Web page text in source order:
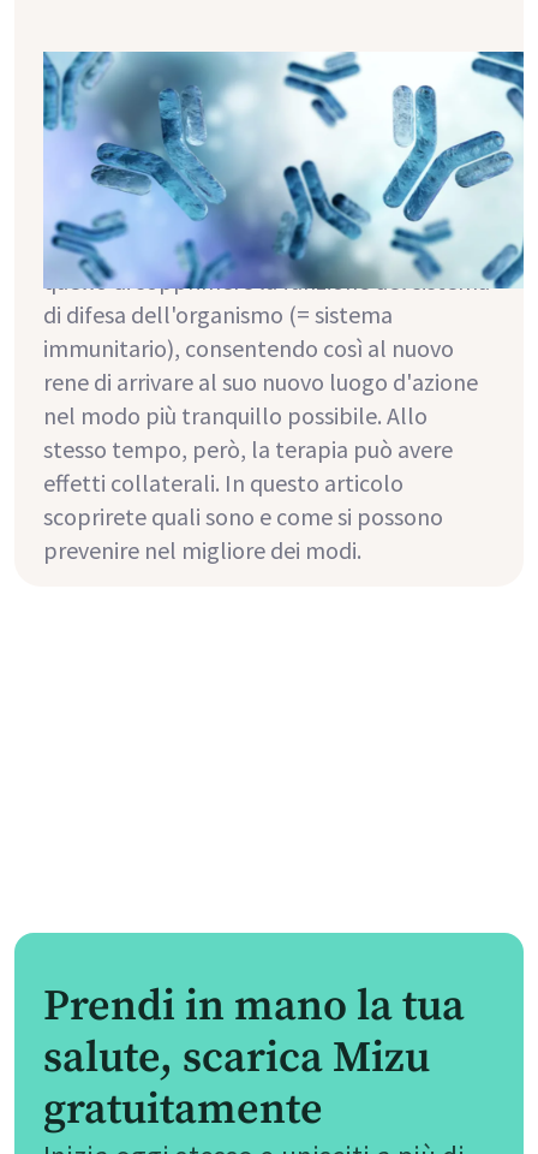
Effetti collaterali degli
immunosoppressori? Suggerimenti
e trucchi
Subito dopo il trapianto, l'assunzione dei
cosiddetti immunosoppressori è di grande
importanza. Il compito di questi farmaci è
quello di sopprimere la funzione del sistema
di difesa dell'organismo (= sistema
immunitario), consentendo così al nuovo
rene di arrivare al suo nuovo luogo d'azione
nel modo più tranquillo possibile. Allo
stesso tempo, però, la terapia può avere
effetti collaterali. In questo articolo
scoprirete quali sono e come si possono
prevenire nel migliore dei modi.
Prendi in mano la tua
salute, scarica Mizu
gratuitamente